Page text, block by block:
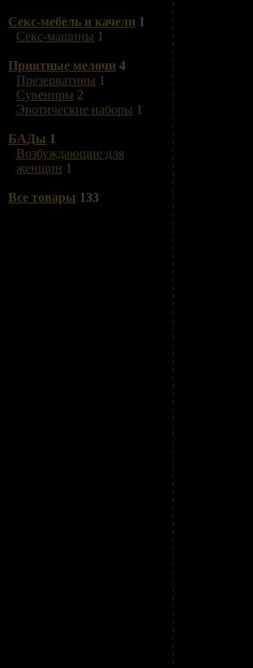
Секс-мебель и качели 1
Секс-машины 1
Приятные мелочи 4
Презервативы 1
Сувениры 2
Эротические наборы 1
БАДы 1
Возбуждающие для
женщин 1
Все товары 133